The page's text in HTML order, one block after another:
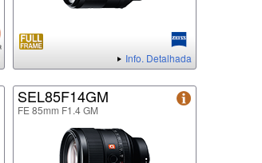
Info. Detalhada
SEL85F14GM
FE 85mm F1.4 GM